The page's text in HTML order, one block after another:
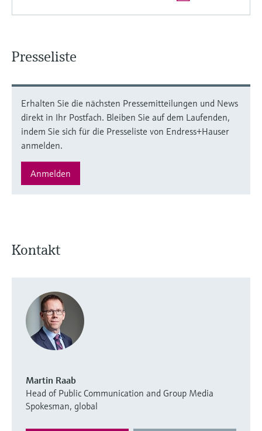
Presseliste
Erhalten Sie die nächsten Pressemitteilungen und News
direkt in Ihr Postfach. Bleiben Sie auf dem Laufenden,
indem Sie sich für die Presseliste von Endress+Hauser
anmelden.
Anmelden
Kontakt
Martin Raab
Head of Public Communication and Group Media
Spokesman, global